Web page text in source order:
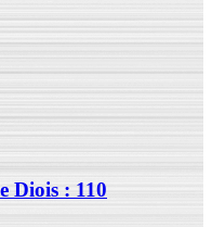
Diois : 110